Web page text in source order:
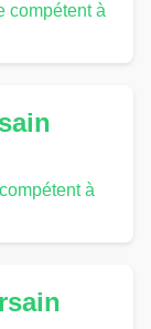
compétent à
à